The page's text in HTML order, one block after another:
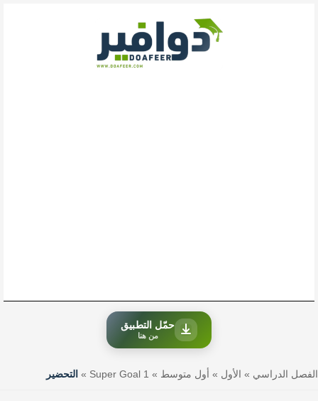
حمّل التطبيق
من هنا
الفصل الدراسي » الأول » أول متوسط »
Super Goal 1
» التحضير